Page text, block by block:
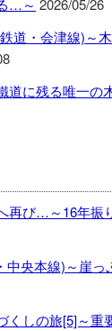
…～ 2026/05/26
道・会津線)～
道に残る唯一の
再び…～16年振
中央本線)～崖っ
くしの旅[5]～重